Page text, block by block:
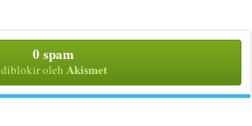
0 spam
diblokir oleh Akismet